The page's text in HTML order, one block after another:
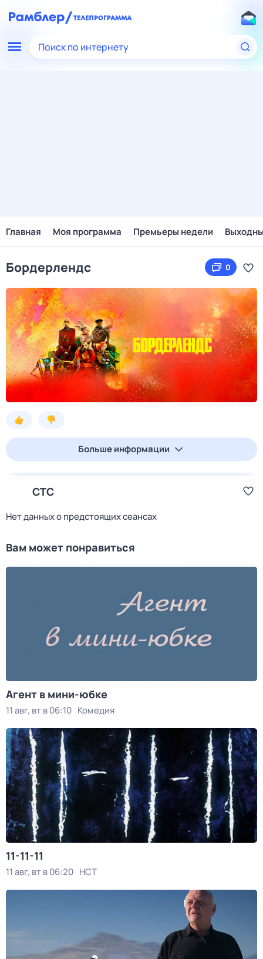
Поиск по интернету
Главная Моя программа Премьеры недели
Бордерлендс 0
Больше информации
СТС
Нет данных о предстоящих сеансах
Вам может понравиться
Агент в мини-юбке
11 авг, вт в 06:10 Комедия
11-11-11
11 авг, вт в 06:20 НСТ